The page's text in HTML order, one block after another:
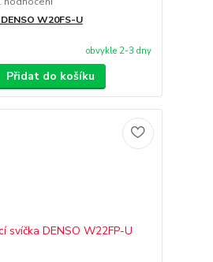
W20FS-U
obvykle 2-3 dny
Přidat do košíku